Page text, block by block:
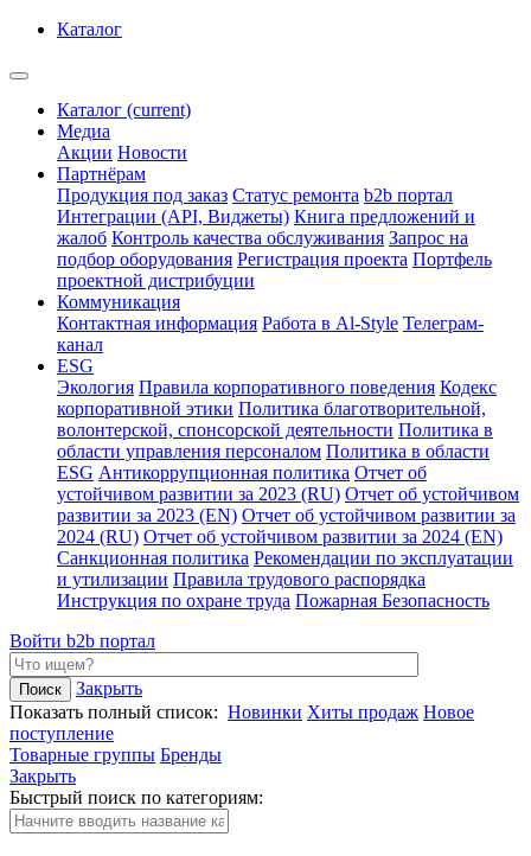
Каталог
Каталог (current)
Медиа
Акции Новости
Партнёрам
Продукция под заказ Статус ремонта b2b портал
Интеграции (API, Виджеты) Книга предложений и
жалоб Контроль качества обслуживания Запрос на
подбор оборудования Регистрация проекта Портфель
проектной дистрибуции
Коммуникация
Контактная информация Работа в Al-Style Телеграм-
канал
ESG
Экология Правила корпоративного поведения Кодекс
корпоративной этики Политика благотворительной,
волонтерской, спонсорской деятельности Политика в
области управления персоналом Политика в области
ESG Антикоррупционная политика Отчет об
устойчивом развитии за 2023 (RU) Отчет об устойчивом
развитии за 2023 (EN) Отчет об устойчивом развитии за
2024 (RU) Отчет об устойчивом развитии за 2024 (EN)
Санкционная политика Рекомендации по эксплуатации
и утилизации Правила трудового распорядка
Инструкция по охране труда Пожарная Безопасность
Войти b2b портал
Закрыть
Показать полный список: Новинки Хиты продаж Новое
поступление
Товарные группы Бренды
Закрыть
Быстрый поиск по категориям: